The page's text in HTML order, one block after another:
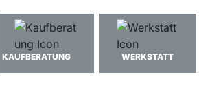
KAUFBERATUNG WERKSTATT